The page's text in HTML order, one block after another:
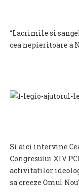
“Lacrimile si
cea nepieritoare a
Si aici intervine
Congresului XIV
activitatilor
sa creeze Omul